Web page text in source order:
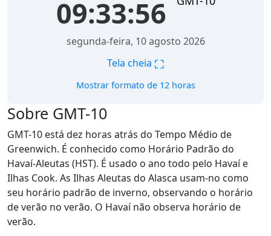
09:33:56
segunda-feira, 10 agosto 2026
Tela cheia ⛶
Mostrar formato de 12 horas
Sobre GMT-10
GMT-10 está dez horas atrás do Tempo Médio de
Greenwich. É conhecido como Horário Padrão do
Havaí-Aleutas (HST). É usado o ano todo pelo Havaí e
Ilhas Cook. As Ilhas Aleutas do Alasca usam-no como
seu horário padrão de inverno, observando o horário
de verão no verão. O Havaí não observa horário de
verão.